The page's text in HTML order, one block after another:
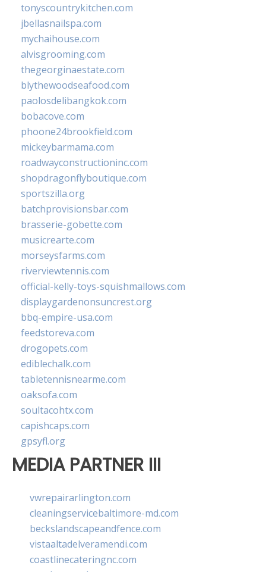
tonyscountrykitchen.com
jbellasnailspa.com
mychaihouse.com
alvisgrooming.com
thegeorginaestate.com
blythewoodseafood.com
paolosdelibangkok.com
bobacove.com
phoone24brookfield.com
mickeybarmama.com
roadwayconstructioninc.com
shopdragonflyboutique.com
sportszilla.org
batchprovisionsbar.com
brasserie-gobette.com
musicrearte.com
morseysfarms.com
riverviewtennis.com
official-kelly-toys-squishmallows.com
displaygardenonsuncrest.org
bbq-empire-usa.com
feedstoreva.com
drogopets.com
ediblechalk.com
tabletennisnearme.com
oaksofa.com
soultacohtx.com
capishcaps.com
gpsyfl.org
MEDIA PARTNER III
vwrepairarlington.com
cleaningservicebaltimore-md.com
beckslandscapeandfence.com
vistaaltadelveramendi.com
coastlinecateringnc.com